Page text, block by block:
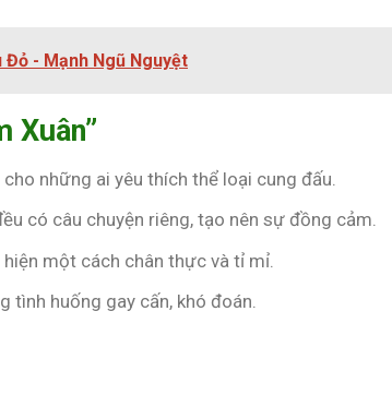
- Mạnh Ngũ Nguyệt
Xuân”
những ai yêu thích thể loại cung đấu.
có câu chuyện riêng, tạo nên sự đồng cảm.
một cách chân thực và tỉ mỉ.
tình huống gay cấn, khó đoán.